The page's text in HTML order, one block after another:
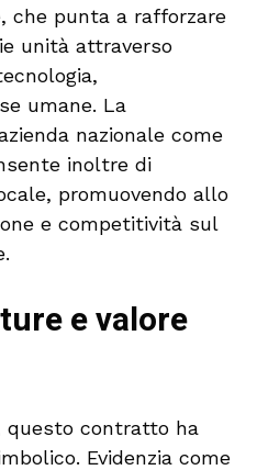
che punta a rafforzare
unità attraverso
umane. La
nazionale come
inoltre di
promuovendo allo
e competitività sul
e valore
questo contratto ha
Evidenzia come